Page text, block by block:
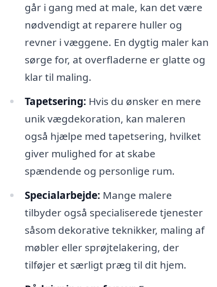
går i gang med at male, kan det være
nødvendigt at reparere huller og
revner i væggene. En dygtig maler kan
sørge for, at overfladerne er glatte og
klar til maling.
Tapetsering: Hvis du ønsker en mere
unik vægdekoration, kan maleren
også hjælpe med tapetsering, hvilket
giver mulighed for at skabe
spændende og personlige rum.
Specialarbejde: Mange malere
tilbyder også specialiserede tjenester
såsom dekorative teknikker, maling af
møbler eller sprøjtelakering, der
tilføjer et særligt præg til dit hjem.